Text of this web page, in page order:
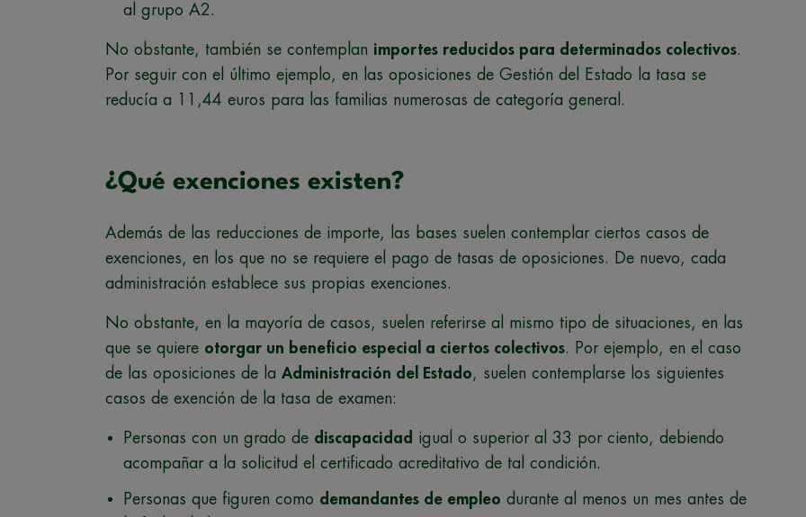
al grupo A2.
No obstante, también se contemplan importes reducidos para determinados colectivos.
Por seguir con el último ejemplo, en las oposiciones de Gestión del Estado la tasa se
reducía a 11,44 euros para las familias numerosas de categoría general.
¿Qué exenciones existen?
Además de las reducciones de importe, las bases suelen contemplar ciertos casos de
exenciones, en los que no se requiere el pago de tasas de oposiciones. De nuevo, cada
administración establece sus propias exenciones.
No obstante, en la mayoría de casos, suelen referirse al mismo tipo de situaciones, en las
que se quiere otorgar un beneficio especial a ciertos colectivos. Por ejemplo, en el caso
de las oposiciones de la Administración del Estado, suelen contemplarse los siguientes
casos de exención de la tasa de examen:
Personas con un grado de discapacidad igual o superior al 33 por ciento, debiendo
acompañar a la solicitud el certificado acreditativo de tal condición.
Personas que figuren como demandantes de empleo durante al menos un mes antes de